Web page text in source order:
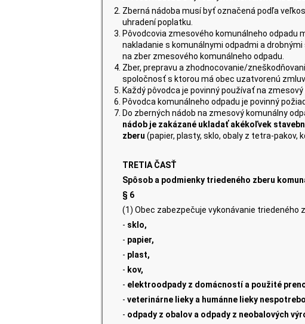
Zberná nádoba musí byť označená podľa
uhradení poplatku.
Pôvodcovia zmesového komunálneho odpadu
nakladanie s komunálnymi odpadmi a
na zber zmesového komunálneho odpadu.
Zber, prepravu a zhodnocovanie/
spoločnosť s ktorou má obec uzatvorenú
Každý pôvodca je povinný používať na
Pôvodca komunálneho odpadu je povinný
Do zberných nádob na zmesový komunálny
nádob je zakázané ukladať akékoľvek
zberu(papier, plasty, sklo, obaly z tetra-pakov,
TRETIA ČASŤ
Spôsob a podmienky triedeného zberu
§ 6
(1) Obec zabezpečuje vykonávanie triedeného
- sklo,
- papier,
- plast,
- kov,
- elektroodpady z domácností a použité
-veterinárne lieky a humánne lieky
- odpady z obalov a odpady z neobalových